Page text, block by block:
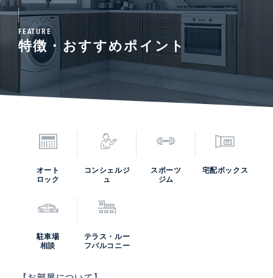
FEATURE
特徴・おすすめポイント
オート
ロック
コンシェルジ
ュ
スポーツ
ジム
宅配ボックス
駐車場
相談
テラス・ルー
フバルコニー